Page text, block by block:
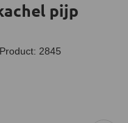
pijp
Product: 2845